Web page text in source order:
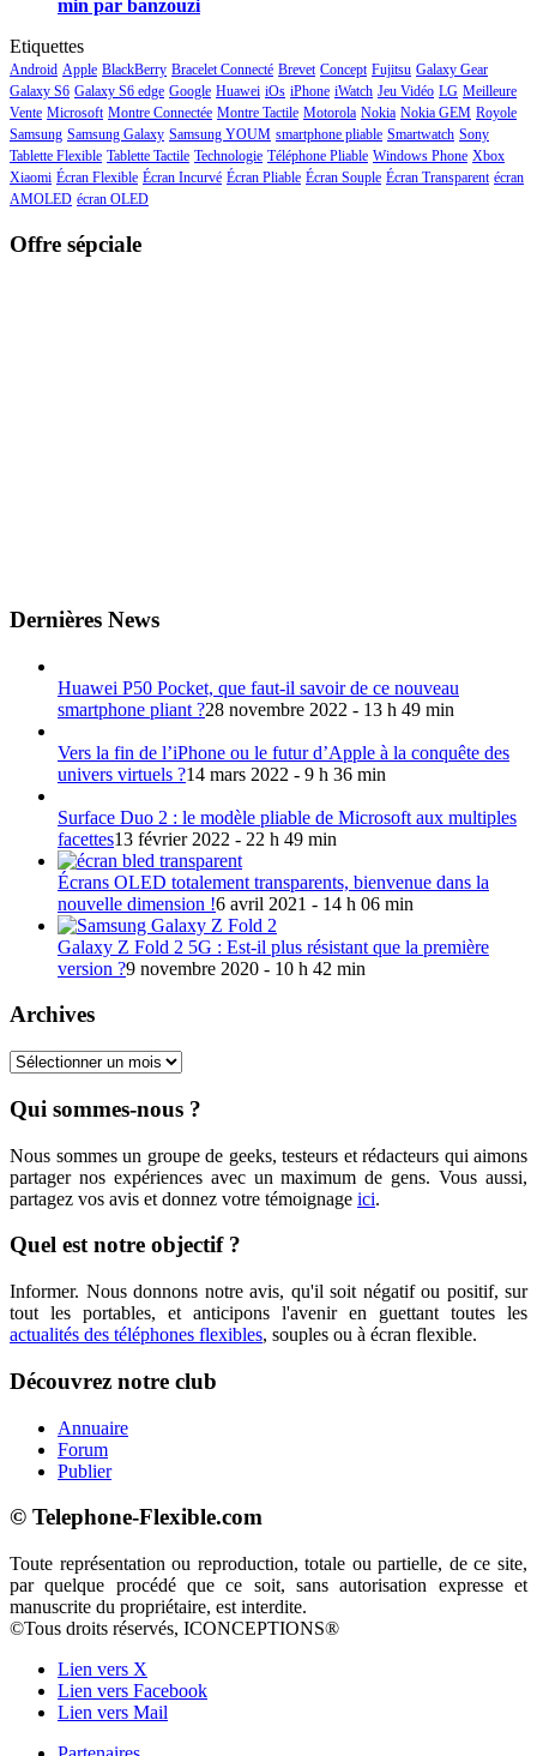
min par banzouzi
Etiquettes
Android Apple BlackBerry Bracelet Connecté Brevet Concept Fujitsu Galaxy Gear
Galaxy S6 Galaxy S6 edge Google Huawei iOs iPhone iWatch Jeu Vidéo LG Meilleure
Vente Microsoft Montre Connectée Montre Tactile Motorola Nokia Nokia GEM Royole
Samsung Samsung Galaxy Samsung YOUM smartphone pliable Smartwatch Sony
Tablette Flexible Tablette Tactile Technologie Téléphone Pliable Windows Phone Xbox
Xiaomi Écran Flexible Écran Incurvé Écran Pliable Écran Souple Écran Transparent écran
AMOLED écran OLED
Offre sépciale
Dernières News
Huawei P50 Pocket, que faut-il savoir de ce nouveau
smartphone pliant ?28 novembre 2022 - 13 h 49 min
Vers la fin de l’iPhone ou le futur d’Apple à la conquête des
univers virtuels ?14 mars 2022 - 9 h 36 min
Surface Duo 2 : le modèle pliable de Microsoft aux multiples
facettes13 février 2022 - 22 h 49 min
Écrans OLED totalement transparents, bienvenue dans la
nouvelle dimension !6 avril 2021 - 14 h 06 min
Galaxy Z Fold 2 5G : Est-il plus résistant que la première
version ?9 novembre 2020 - 10 h 42 min
Archives
Archives
Qui sommes-nous ?
Nous sommes un groupe de geeks, testeurs et rédacteurs qui aimons
partager nos expériences avec un maximum de gens. Vous aussi,
partagez vos avis et donnez votre témoignage ici.
Quel est notre objectif ?
Informer. Nous donnons notre avis, qu'il soit négatif ou positif, sur
tout les portables, et anticipons l'avenir en guettant toutes les
actualités des téléphones flexibles, souples ou à écran flexible.
Découvrez notre club
Annuaire
Forum
Publier
© Telephone-Flexible.com
Toute représentation ou reproduction, totale ou partielle, de ce site,
par quelque procédé que ce soit, sans autorisation expresse et
manuscrite du propriétaire, est interdite.
©Tous droits réservés, ICONCEPTIONS®
Lien vers X
Lien vers Facebook
Lien vers Mail